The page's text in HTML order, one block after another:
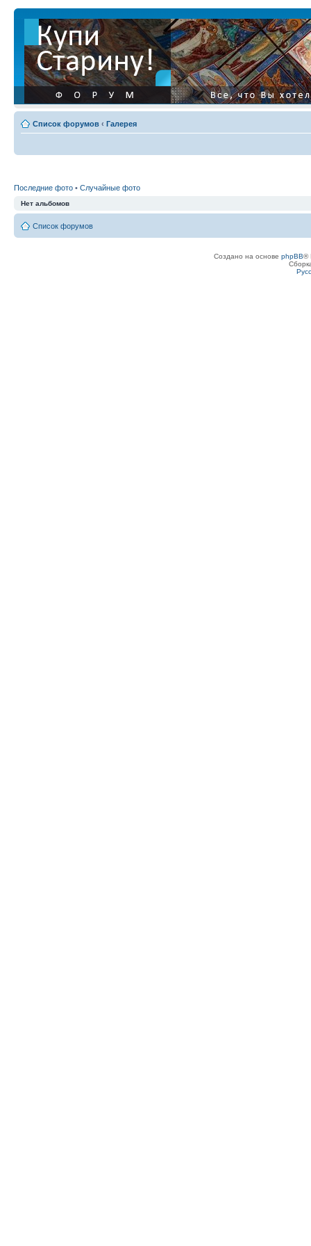
Список форумов ‹ Галерея
Последние фото • Случайные фото
Нет альбомов
Список форумов
Создано на основе phpBB®